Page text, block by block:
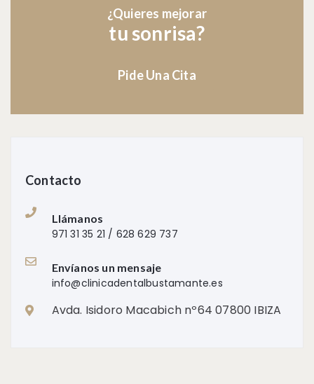
¿Quieres mejorar
tu sonrisa?
Pide Una Cita
Contacto
Llámanos
971 31 35 21 / 628 629 737
Envíanos un mensaje
info@clinicadentalbustamante.es
Avda. Isidoro Macabich nº64 07800 IBIZA